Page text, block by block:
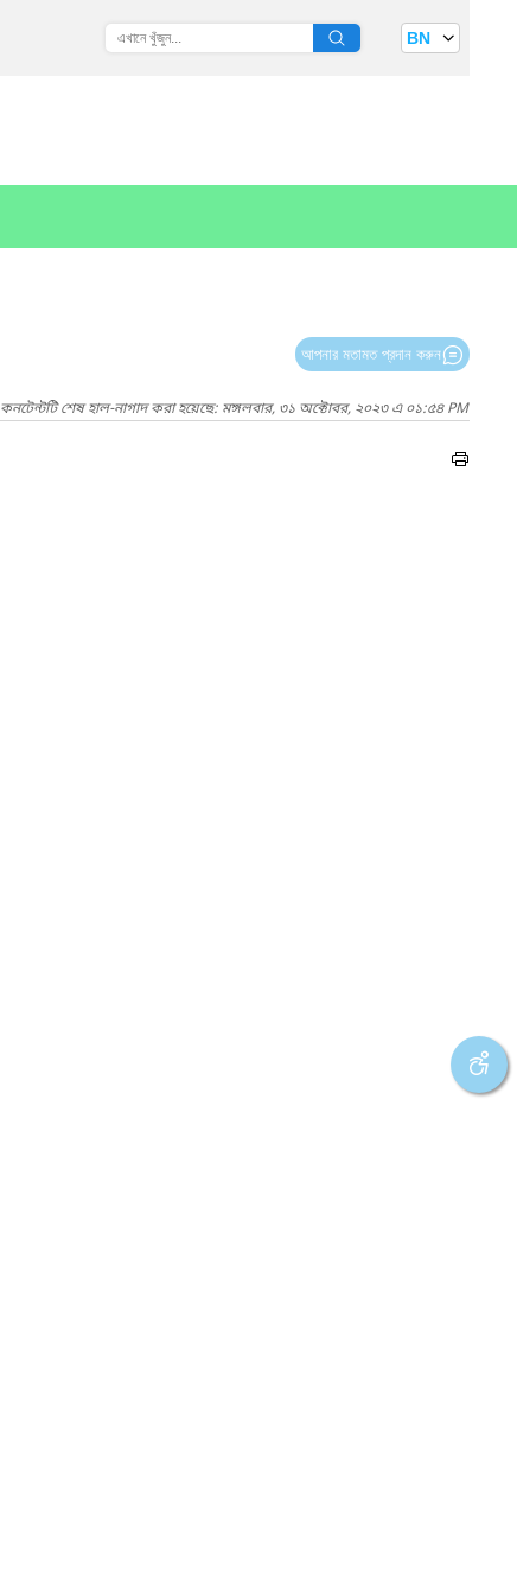
BN
আপনার মতামত প্রদান করুন
কনটেন্টটি শেষ হাল-নাগাদ করা হয়েছে: মঙ্গলবার, ৩১ অক্টোবর, ২০২৩ এ ০১:৫৪ PM